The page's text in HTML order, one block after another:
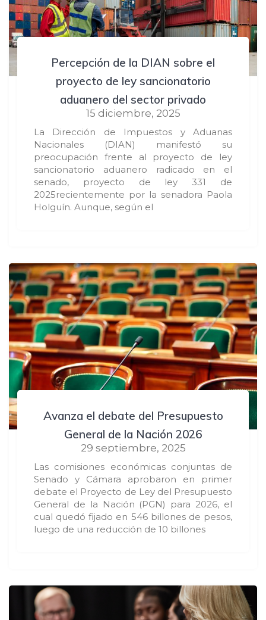
Percepción de la DIAN sobre el
proyecto de ley sancionatorio
aduanero del sector privado
15 diciembre, 2025
La Dirección de Impuestos y Aduanas
Nacionales (DIAN) manifestó su
preocupación frente al proyecto de ley
sancionatorio aduanero radicado en el
senado, proyecto de ley 331 de
2025recientemente por la senadora Paola
Holguín. Aunque, según el
Avanza el debate del Presupuesto
General de la Nación 2026
29 septiembre, 2025
Las comisiones económicas conjuntas de
Senado y Cámara aprobaron en primer
debate el Proyecto de Ley del Presupuesto
General de la Nación (PGN) para 2026, el
cual quedó fijado en 546 billones de pesos,
luego de una reducción de 10 billones